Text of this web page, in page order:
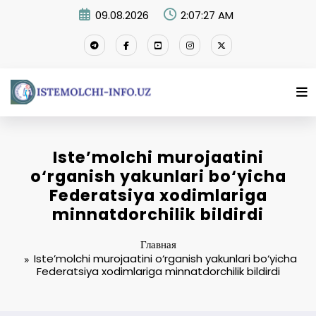
09.08.2026 2:07:28 AM
Iste’molchi murojaatini
o‘rganish yakunlari bo‘yicha
Federatsiya xodimlariga
minnatdorchilik bildirdi
Главная
Iste’molchi murojaatini o‘rganish yakunlari bo‘yicha
Federatsiya xodimlariga minnatdorchilik bildirdi